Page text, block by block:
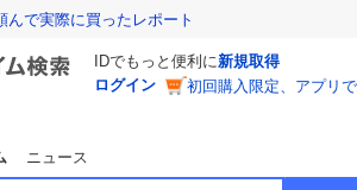
で実際に買ったレポート
IDでもっと便利に新規取得
ログイン
初回購入限定、アプリ
ニュース